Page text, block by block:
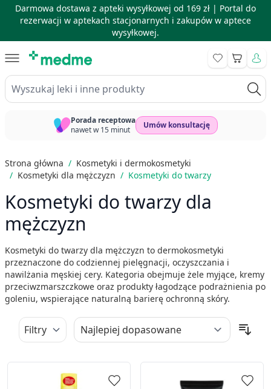
Darmowa dostawa z apteki wysyłkowej od 169 zł | Portal do
rezerwacji w aptekach stacjonarnych i zakupów w aptece
wysyłkowej.
Wyszukaj leki i inne produkty
Koszyk
Porada receptowa
nawet w 15 minut
Umów konsultację
Strona główna / Kosmetyki i dermokosmetyki
/ Kosmetyki dla mężczyzn / Kosmetyki do twarzy
Kosmetyki do twarzy dla
mężczyzn
Kosmetyki do twarzy dla mężczyzn to dermokosmetyki
przeznaczone do codziennej pielęgnacji, oczyszczania i
nawilżania męskiej cery. Kategoria obejmuje żele myjące, kremy
przeciwzmarszczkowe oraz produkty łagodzące podrażnienia po
goleniu, wspierające naturalną barierę ochronną skóry.
Filtry